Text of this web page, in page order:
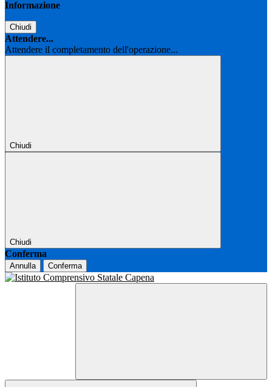
Informazione
Chiudi
Attendere...
Attendere il completamento dell'operazione...
Chiudi
Chiudi
Conferma
Annulla Conferma